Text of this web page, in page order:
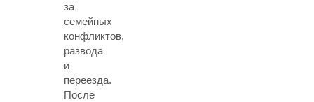
за
семейных
конфликтов,
развода
и
переезда.
После